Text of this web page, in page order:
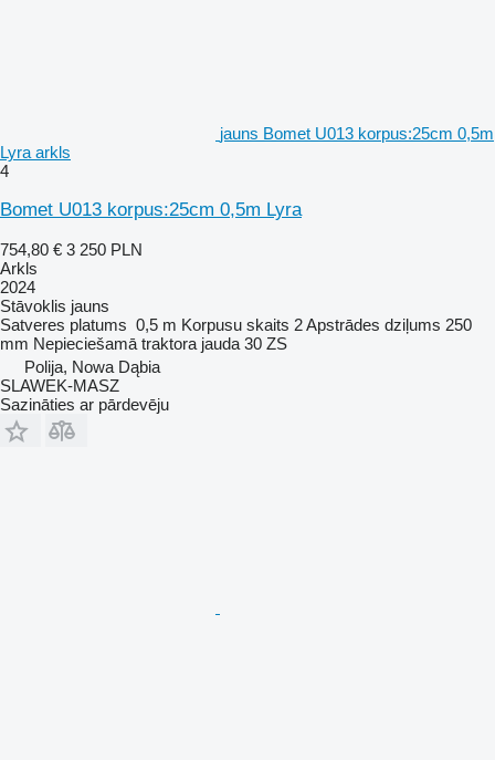
jauns Bomet U013 korpus:25cm 0,5m
Lyra arkls
4
Bomet U013 korpus:25cm 0,5m Lyra
754,80 € 3 250 PLN
Arkls
2024
Stāvoklis jauns
Satveres platums 0,5 m Korpusu skaits 2Apstrādes dziļums 250
mm Nepieciešamā traktora jauda 30 ZS
Polija, Nowa Dąbia
SLAWEK-MASZ
Sazināties ar pārdevēju